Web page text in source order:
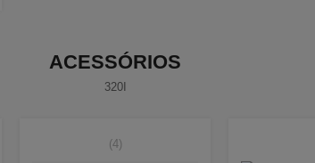
ACESSÓRIOS
320I
(4)